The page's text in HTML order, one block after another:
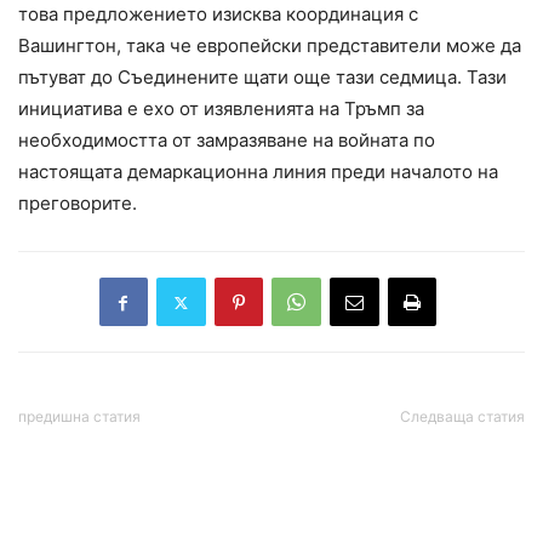
това предложението изисква координация с
Вашингтон, така че европейски представители може да
пътуват до Съединените щати още тази седмица. Тази
инициатива е ехо от изявленията на Тръмп за
необходимостта от замразяване на войната по
настоящата демаркационна линия преди началото на
преговорите.
предишна статия Следваща статия